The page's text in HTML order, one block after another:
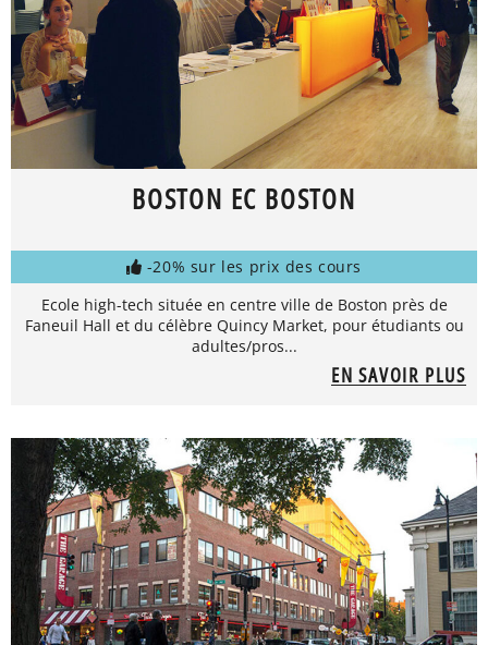
BOSTON EC BOSTON
-20% sur les prix des cours
Ecole high-tech située en centre ville de Boston près de
Faneuil Hall et du célèbre Quincy Market, pour étudiants ou
adultes/pros...
EN SAVOIR PLUS